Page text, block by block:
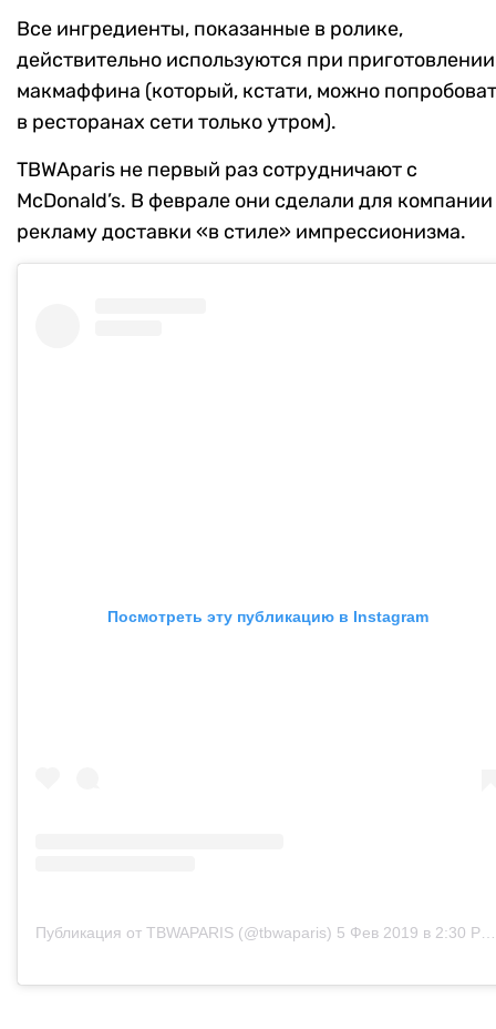
Все ингредиенты, показанные в ролике,
действительно используются при приготовлении
макмаффина (который, кстати, можно
в ресторанах сети только утром).
TBWAparis не первый раз сотрудничают с
McDonald’s. В феврале они сделали для компании
рекламу доставки «в стиле» импрессионизма.
Посмотреть эту публикацию в Instagram
Публикация от TBWAPARIS (@tbwaparis) 5 Фев 2019 в 2:30 PST